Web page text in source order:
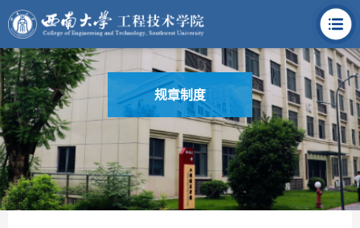
规章制度